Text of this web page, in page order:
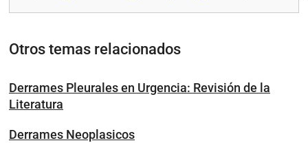
Otros temas relacionados
Derrames Pleurales en Urgencia: Revisión de la
Literatura
Derrames Neoplasicos